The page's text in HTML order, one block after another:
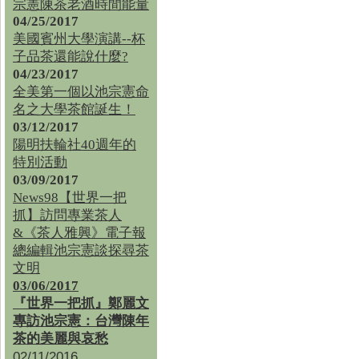
宗憲陳茶老酒時間能量
04/25/2017
美國賓州大學演講--杯
子品茶還能說什麼?
04/23/2017
全美第一個以池宗憲命
名之大學茶館誕生！
03/12/2017
陽明扶輪社40週年的
特別活動
03/09/2017
News98【世界一把
抓】訪問專業茶人
&《茶人雅興》電子報
總編輯池宗憲談探尋茶
文明
03/06/2017
『世界一把抓』鄭麗文
專訪池宗憲：台灣陳年
茶的美麗與哀愁